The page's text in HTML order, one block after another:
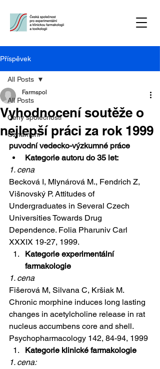
Příspěvek
All Posts
Ceny společnosti
Oznámení
All Posts
Vyhodnocení soutěže o
nejlepší práci za rok 1999
Farmspol
puvodní vedecko-výzkumné práce
Kategorie autoru do 35 let:
1. cena
Becková I, Mlynárová M., Fendrich Z,
Višnovský P. Attitudes of
Undergraduates in Several Czech
Universities Towards Drug
Dependence. Folia Pharuniv Carl
XXXIX 19-27, 1999.
Kategorie experimentální
farmakologie
1. cena
Fišerová M, Silvana C, Kršiak M.
Chronic morphine induces long lasting
changes in acetylcholine release in rat
nucleus accumbens core and shell.
Psychopharmacology 142, 84-94, 1999
Kategorie klinické farmakologie
1. cena: